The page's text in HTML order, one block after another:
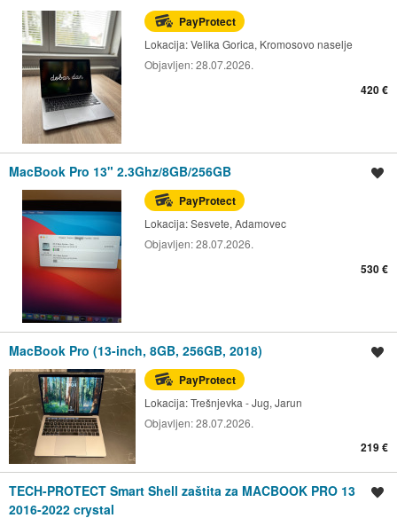
PayProtect
Lokacija:Velika Gorica, Kromosovo naselje
Objavljen:28.07.2026.
420 €
MacBook Pro 13" 2.3Ghz/8GB/256GB
PayProtect
Lokacija:Sesvete, Adamovec
Objavljen:28.07.2026.
530 €
MacBook Pro (13-inch, 8GB, 256GB, 2018)
PayProtect
Lokacija:Trešnjevka - Jug, Jarun
Objavljen:28.07.2026.
219 €
TECH-PROTECT Smart Shell zaštita za MACBOOK PRO 13
2016-2022 crystal